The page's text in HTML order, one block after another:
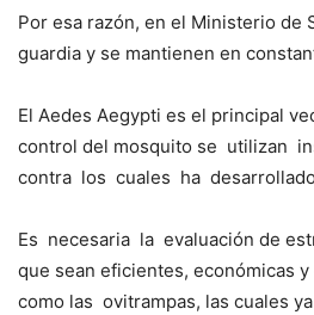
Por esa razón, en el Ministerio de
guardia y se mantienen en
El Aedes Aegypti es el principal
control del mosquito se utilizan
contra los cuales ha
Es necesaria la evaluación de
que sean eficientes, económicas
como las ovitrampas, las cuales